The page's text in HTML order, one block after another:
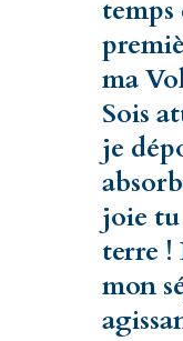
temps
ma
Sois
je
joie tu
terre !
mon